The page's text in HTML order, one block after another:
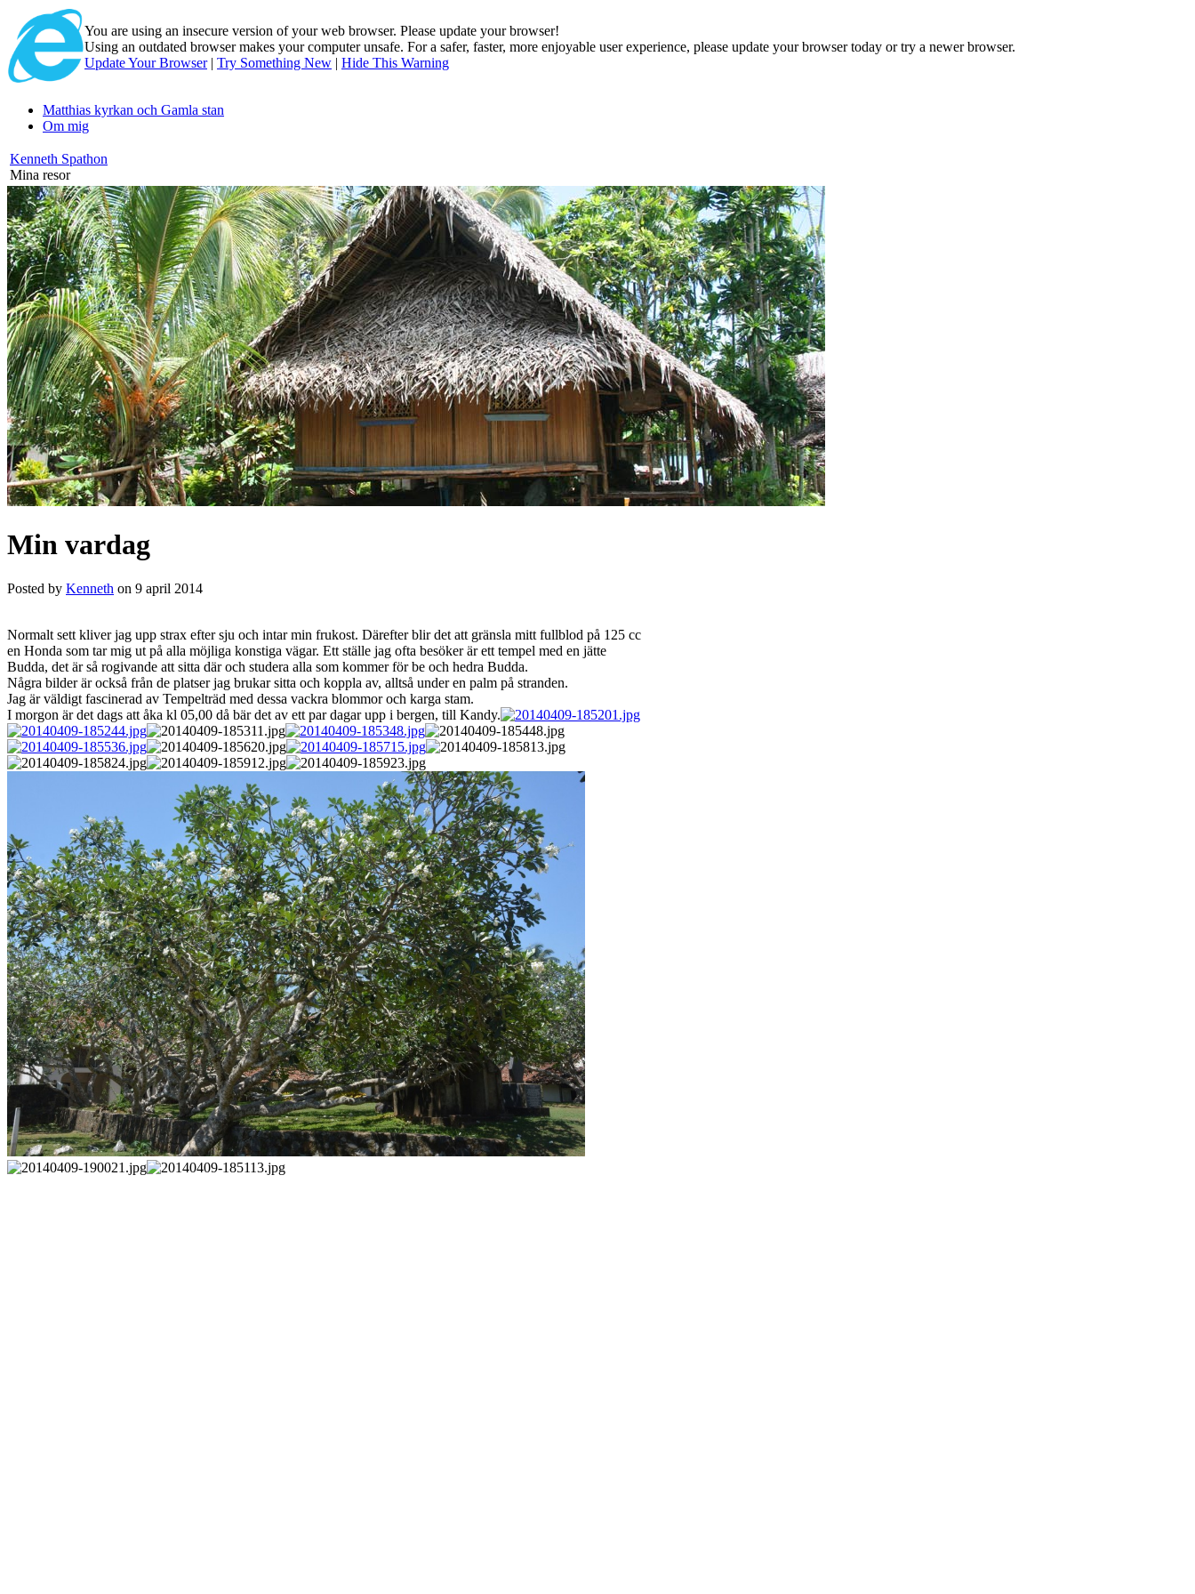
You are using an insecure version ofyour web browser. Please update your browser!
Using an outdated browser makes your computer unsafe. For a safer, faster, more enjoyable user experience, please update your browser today or try a newer browser.
Update Your Browser| Try Something New | Hide This Warning
Matthias kyrkan och Gamla stan
Om mig
Kenneth Spathon
Mina resor
Min vardag
Posted by Kenneth on 9 april 2014
Normalt sett kliver jag upp strax efter sju och intar min frukost. Därefter blir det att gränsla mitt fullblod på 125 cc
en Honda som tar mig ut på alla möjliga konstiga vägar. Ett ställe jag ofta besöker är ett tempel med en jätte
Budda, det är så rogivande att sitta där och studera alla som kommer för be och hedra Budda.
Några bilder är också från de platser jag brukar sitta och koppla av, alltså under en palm på stranden.
Jag är väldigt fascinerad av Tempelträd med dessa vackra blommor och karga stam.
I morgon är det dags att åka kl 05,00 då bär det av ett par dagar upp i bergen, till Kandy.